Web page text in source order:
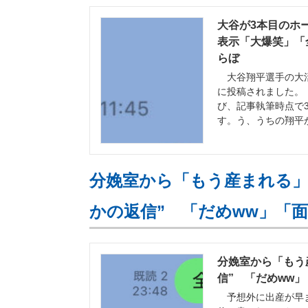
大谷が3本目の
表示「大爆笑」
らぼ
大谷翔平選手の大
に投稿されました
び、記事執筆時点で
す。う、うちの翔
分娩室から「もう産まれる
かの返信” 「だめww」「
分娩室から「も
信” 「だめww」
予想外に出産が早